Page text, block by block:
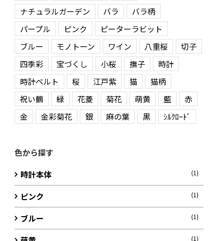
ナチュラルガーデン
バラ
バラ柄
パープル
ピンク
ピーターラビット
ブルー
モノトーン ワイン 八重桜
切子
四季彩
宝づくし 小桜 撫子
時計
時計ベルト
桜 江戸紫 猫
猫柄
祝い鶴
緑 花菱 菊花 萌黄 藍
赤
金
金彩菊花 銀 麻の葉 黒 ｼﾙｸﾛｰﾄﾞ
色から探す
時計本体
(1)
ピンク (1)
ブルー (1)
(1)